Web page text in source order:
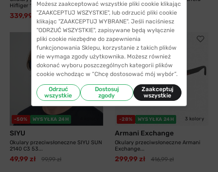
Hifliger 1811...
339,99 zł 538,99 zł
8055 003 58...
325,99 zł 413,99 zł
-50% WYSYŁKA 24H
SIYU
Okulary przeciwsłoneczne SIYU SUN
2140 C3 53...
49,99 zł 99,99 zł
-28% WYSYŁKA 24H 3 kolory
Armani Exchange
Okulary przeciwsłoneczne Armani
Exchange...
299,99 zł 416,99 zł
Możesz zaakceptować wszystkie pliki cookie klikając
"ZAAKCEPTUJ WSZYSTKIE", lub odrzucić pliki cookie
klikając "ZAAKCEPTUJ WYBRANE". Jeśli naciśniesz
"ODRZUĆ WSZYSTKIE", zapisywane będą wyłącznie
pliki cookie niezbędne do zapewnienia
funkcjonowania Sklepu, korzystanie z takich plików
nie wymaga zgody użytkownika. Możesz również
dokonać wyboru poszczególnych kategorii plików
cookie wchodząc w “Chcę dostosować mój wybór”.
Odrzuć
wszystkie
Dostosuj
zgody
Zaakceptuj
wszystkie